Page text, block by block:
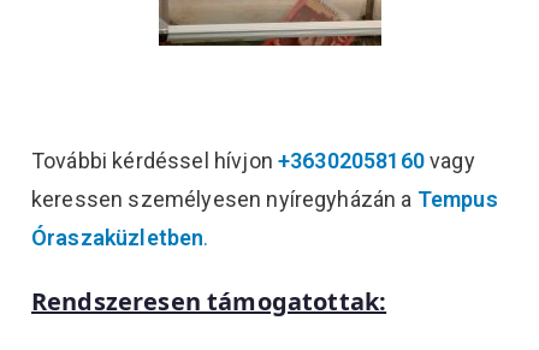
További kérdéssel hívjon +36302058160vagy
keressen személyesen nyíregyházán a Tempus
Óraszaküzletben.
Rendszeresen támogatottak: